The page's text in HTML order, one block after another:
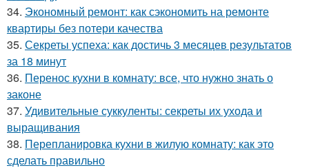
34. Экономный ремонт: как сэкономить на ремонте
квартиры без потери качества
35. Секреты успеха: как достичь 3 месяцев результатов
за 18 минут
36. Перенос кухни в комнату: все, что нужно знать о
законе
37. Удивительные суккуленты: секреты их ухода и
выращивания
38. Перепланировка кухни в жилую комнату: как это
сделать правильно